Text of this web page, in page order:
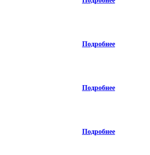
Подробнее
Подробнее
Подробнее